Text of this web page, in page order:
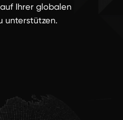
Ihrer globalen
unterstützen.